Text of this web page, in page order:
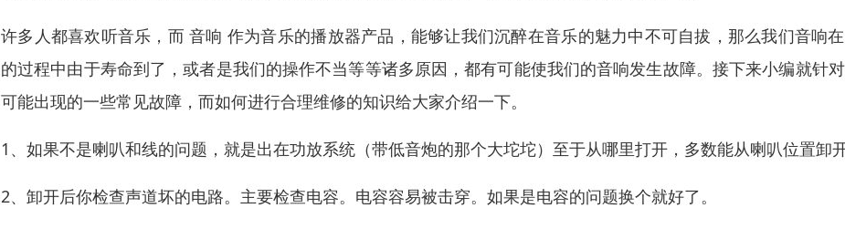
许多人都喜欢听音乐，而 音响 作为音乐的播放器产品，能够让我们沉醉在音乐的魅力中不可自拔，那么我们音响
的过程中由于寿命到了，或者是我们的操作不当等等诸多原因，都有可能使我们的音响发生故障。接下来小编就针
可能出现的一些常见故障，而如何进行合理维修的知识给大家介绍一下。
1、如果不是喇叭和线的问题，就是出在功放系统（带低音炮的那个大坨坨）至于从哪里打开，多数能从喇叭位置卸
2、卸开后你检查声道坏的电路。主要检查电容。电容容易被击穿。如果是电容的问题换个就好了。